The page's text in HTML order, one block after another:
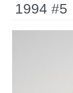
1994 #5